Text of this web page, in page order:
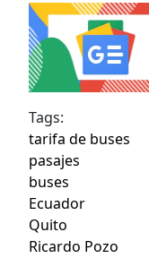
Tags:
tarifa de buses
pasajes
buses
Ecuador
Quito
Ricardo Pozo